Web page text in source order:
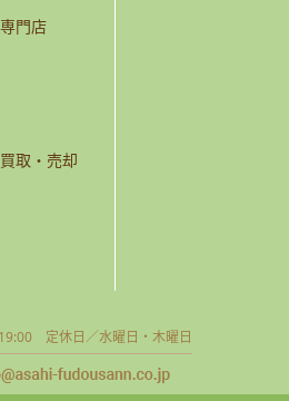
門店
取・売却
定休日／水曜日・木曜日